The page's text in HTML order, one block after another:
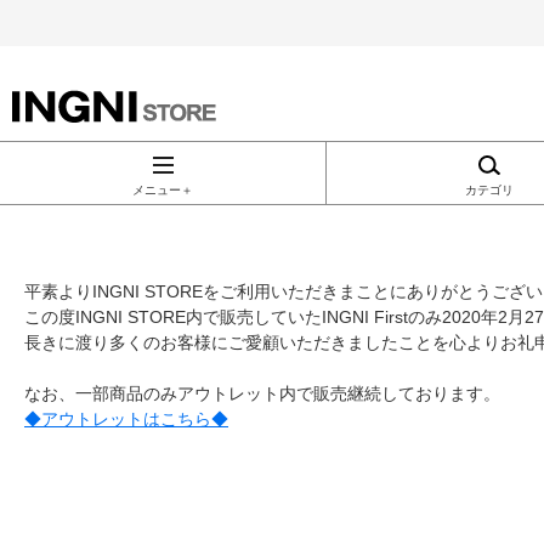
INGNI（イン
グ）公式通
STORE
メニュー＋ カテゴリ
平素よりINGNI STOREをご利用いただきまことにありがとうござ
この度INGNI STORE内で販売していたINGNI Firstのみ2020年2月
長きに渡り多くのお客様にご愛顧いただきましたことを心よりお礼
なお、一部商品のみアウトレット内で販売継続しております。
◆アウトレットはこちら◆